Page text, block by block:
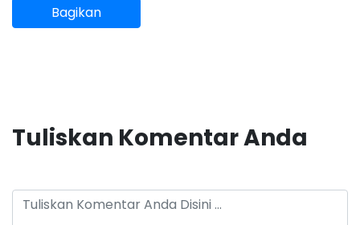
Bagikan
Tuliskan Komentar Anda